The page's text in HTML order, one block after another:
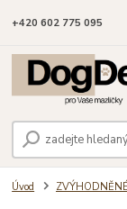
+420 602 775 095
Úvod